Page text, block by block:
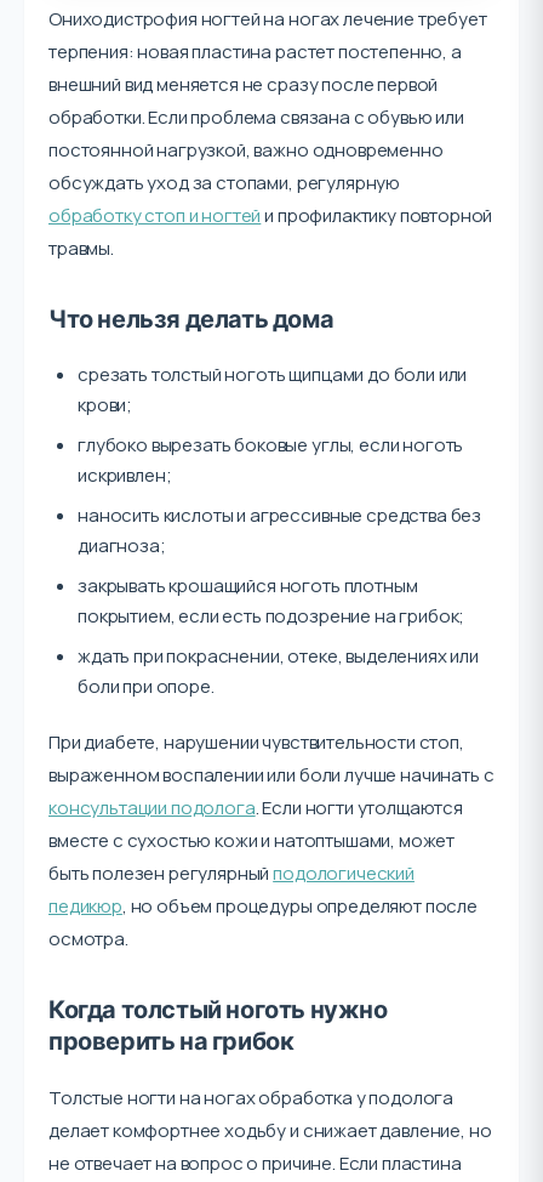
Ониходистрофия ногтей на ногах лечение требует
терпения: новая пластина растет постепенно, а
внешний вид меняется не сразу после первой
обработки. Если проблема связана с обувью или
постоянной нагрузкой, важно одновременно
обсуждать уход за стопами, регулярную
обработку стоп и ногтейи профилактику повторной
травмы.
Что нельзя делать дома
срезать толстый ноготь щипцами до боли или
крови;
глубоко вырезать боковые углы, если ноготь
искривлен;
наносить кислоты и агрессивные средства без
диагноза;
закрывать крошащийся ноготь плотным
покрытием, если есть подозрение на грибок;
ждать при покраснении, отеке, выделениях или
боли при опоре.
При диабете, нарушении чувствительности стоп,
выраженном воспалении или боли лучше начинать с
консультации подолога. Если ногти утолщаются
вместе с сухостью кожи и натоптышами, может
быть полезен регулярныйподологический
педикюр, но объем процедуры определяют после
осмотра.
Когда толстый ноготь нужно
проверить на грибок
Толстые ногти на ногах обработка у подолога
делает комфортнее ходьбу и снижает давление, но
не отвечает на вопрос о причине. Если пластина